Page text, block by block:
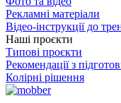
Рекламні матеріали
Відео-інструкції до
Наші проєкти
Типові проєкти
Рекомендації з
Колірні рішення